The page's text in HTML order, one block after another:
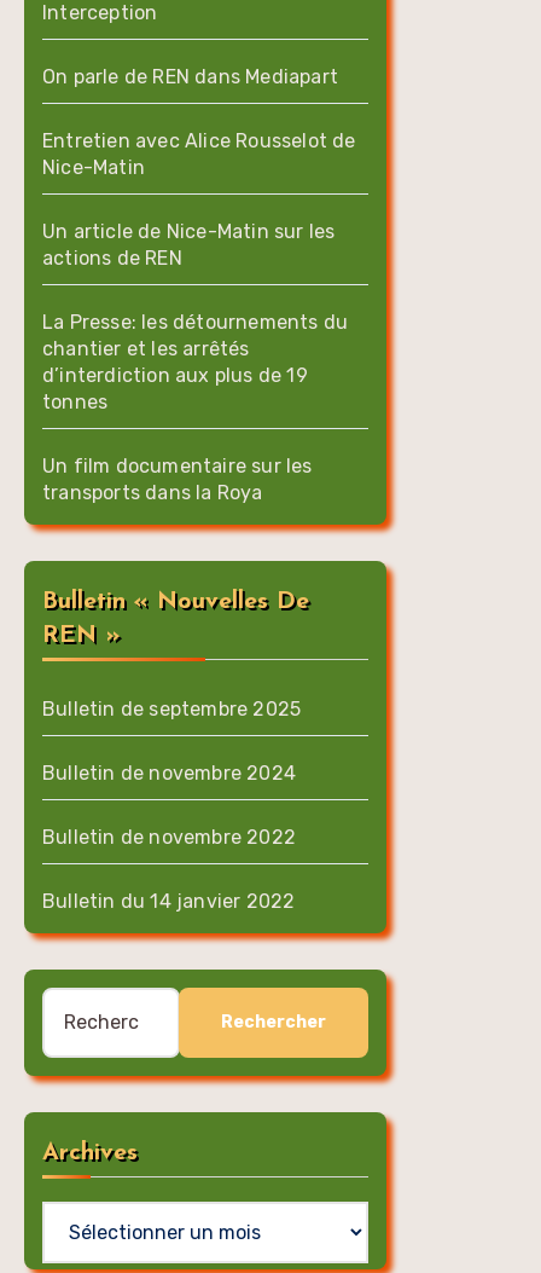
Interception
On parle de REN dans Mediapart
Entretien avec Alice Rousselot de
Nice-Matin
Un article de Nice-Matin sur les
actions de REN
La Presse: les détournements du
chantier et les arrêtés
d’interdiction aux plus de 19
tonnes
Un film documentaire sur les
transports dans la Roya
Bulletin « Nouvelles De
REN »
Bulletin de septembre 2025
Bulletin de novembre 2024
Bulletin de novembre 2022
Bulletin du 14 janvier 2022
Rechercher :
Archives